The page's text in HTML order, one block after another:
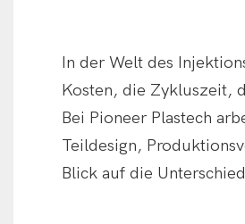
In der Welt des
Kosten, die Zykluszeit,
Bei Pioneer Plastech
Teildesign,
Blick auf die